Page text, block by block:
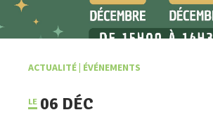
ACTUALITÉ| ÉVÉNEMENTS
06 DÉC